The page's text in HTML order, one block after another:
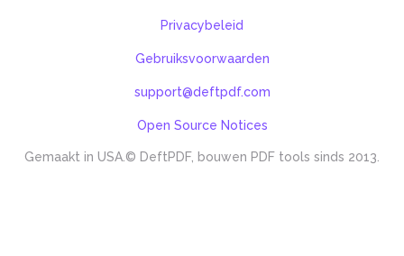
Gemaakt in USA. © DeftPDF, bouwen PDF tools sinds 2013.
Privacybeleid
Gebruiksvoorwaarden
support@deftpdf.com
Open Source Notices